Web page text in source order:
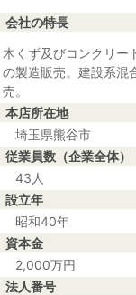
会社の特長
木くず及びコンクリー
の製造販売。建設系混
売。
本店所在地
埼玉県熊谷市
従業員数（企業全体）
43人
設立年
昭和40年
資本金
2,000万円
法人番号